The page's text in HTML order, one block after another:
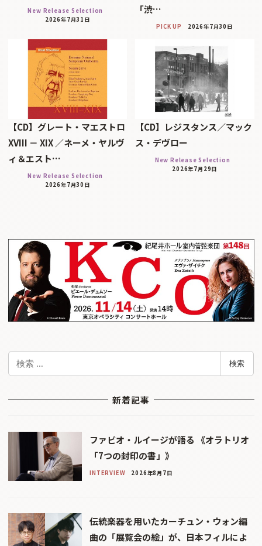
New Release Selection
2026年7月31日
「渋…
PICK UP 2026年7月30日
【CD】グレート・マエストロ
XVIII － XIX ／ネーメ・ヤルヴ
ィ＆エスト…
New Release Selection
2026年7月30日
【CD】レジスタンス／マック
ス・デヴロー
New Release Selection
2026年7月29日
検
検索
新着記事
ファビオ・ルイージが語る 《オラトリオ
「7つの封印の書」》
INTERVIEW 2026年8月7日
伝統楽器を用いたカーチュン・ウォン編
曲の「展覧会の絵」が、日本フィルによ